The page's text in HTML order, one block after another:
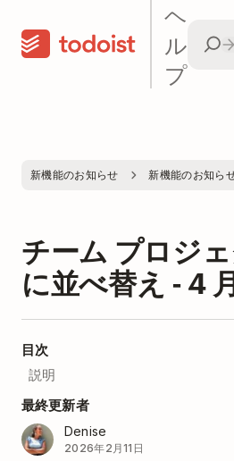
ヘ
ル
プ
新機能のお知らせ 新機能のお知ら
チーム プロジ
に並べ替え - 4
目次
説明
最終更新者
Denise
2026年2月11日